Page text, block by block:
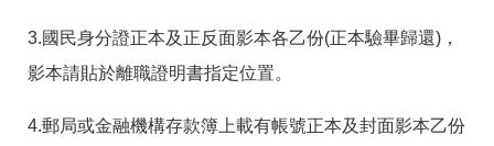
安
政
資
開
宣
告
3.國民身分證正本及正反面影本各乙份(正本驗畢歸還)，
影本請貼於離職證明書指定位置。
4.郵局或金融機構存款簿上載有帳號正本及封面影本乙份